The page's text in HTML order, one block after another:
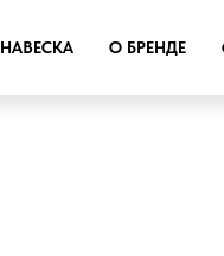
НАВЕСКА О БРЕНДЕ